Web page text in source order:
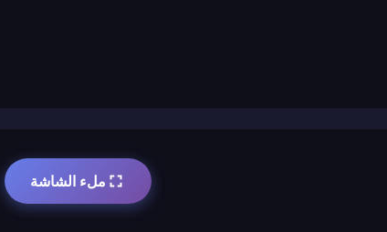
ملء الشاشة